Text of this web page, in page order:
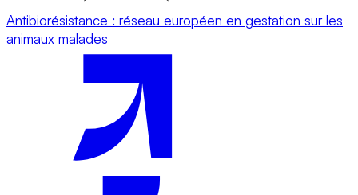
Antibiorésistance : réseau européen en gestation sur les
animaux malades